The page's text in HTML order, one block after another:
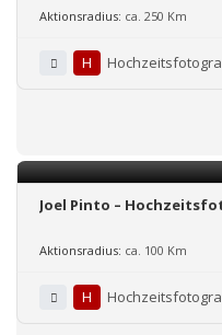
Aktionsradius: ca. 250 Km
H
Joel Pinto –
Aktionsradius: ca. 100 Km
H